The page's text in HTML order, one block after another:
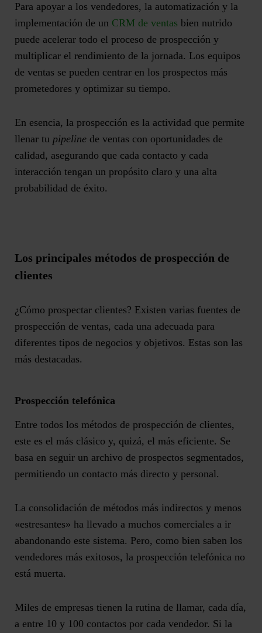
Para apoyar a los vendedores, la automatización y la
implementación de un CRM de ventas bien nutrido
puede acelerar todo el proceso de prospección y
multiplicar el rendimiento de la jornada. Los equipos
de ventas se pueden centrar en los prospectos más
prometedores y optimizar su tiempo.
En esencia, la prospección es la actividad que permite
llenar tu pipeline de ventas con oportunidades de
calidad, asegurando que cada contacto y cada
interacción tengan un propósito claro y una alta
probabilidad de éxito.
Los principales métodos de prospección de
clientes
¿Cómo prospectar clientes? Existen varias fuentes de
prospección de ventas, cada una adecuada para
diferentes tipos de negocios y objetivos. Estas son las
más destacadas.
Prospección telefónica
Entre todos los métodos de prospección de clientes,
este es el más clásico y, quizá, el más eficiente. Se
basa en seguir un archivo de prospectos segmentados,
permitiendo un contacto más directo y personal.
La consolidación de métodos más indirectos y menos
«estresantes» ha llevado a muchos comerciales a ir
abandonando este sistema. Pero, como bien saben los
vendedores más exitosos, la prospección telefónica no
está muerta.
Miles de empresas tienen la rutina de llamar, cada día,
a entre 10 y 100 contactos por cada vendedor. Si la